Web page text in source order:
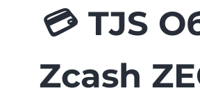
💳 TJS
Zcash